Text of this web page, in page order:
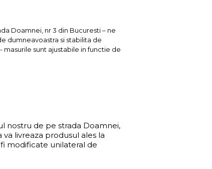
Doamnei, nr 3 din Bucuresti – ne
dumneavoastra si stabilita de
sunt ajustabile in functie de
nostru de pe strada Doamnei,
livreaza produsul ales la
modificate unilateral de